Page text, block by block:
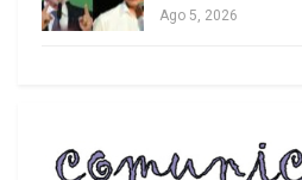
Ago 5, 2026